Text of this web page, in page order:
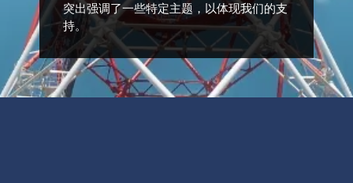
突出强调了一些特定主题，以体现我们的支
持。